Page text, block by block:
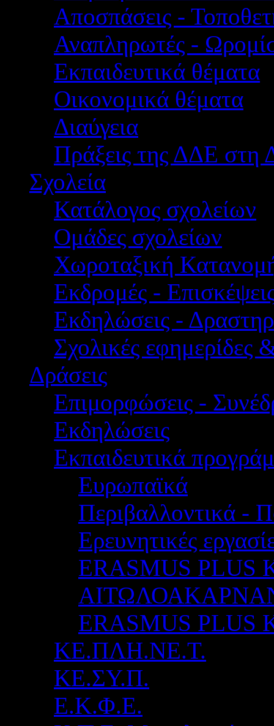
Αποσπάσεις -
Αναπληρωτές -
Εκπαιδευτικά θέματα
Οικονομικά θέματα
Διαύγεια
Πράξεις της ΔΔΕ στη
Σχολεία
Κατάλογος σχολείων
Ομάδες σχολείων
Χωροταξική
Εκδρομές -
Εκδηλώσεις -
Σχολικές εφημερίδες
Δράσεις
Επιμορφώσεις -
Εκδηλώσεις
Εκπαιδευτικά
Ευρωπαϊκά
Περιβαλλοντικά -
Ερευνητικές
ERASMUS PLUS
ERASMUS
ΚΕ.ΠΛΗ.ΝΕ.Τ.
ΚΕ.ΣΥ.Π.
Ε.Κ.Φ.Ε.